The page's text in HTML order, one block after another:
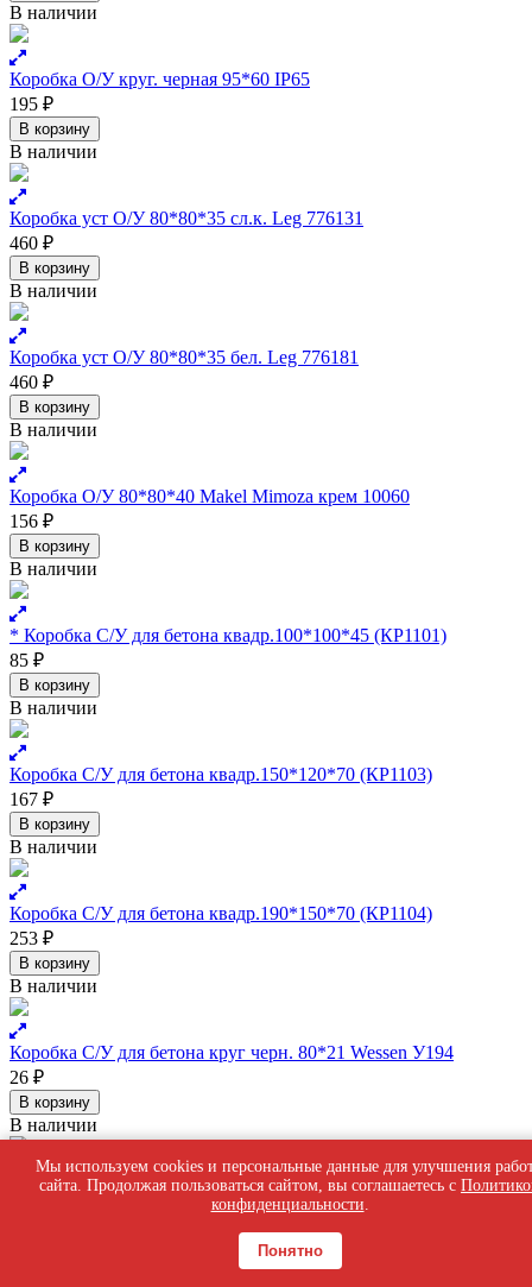
В наличии
Коробка О/У круг. черная 95*60 IP65
195 ₽
В корзину
В наличии
Коробка уст О/У 80*80*35 cл.к. Leg 776131
460 ₽
В корзину
В наличии
Коробка уст О/У 80*80*35 бел. Leg 776181
460 ₽
В корзину
В наличии
Коробка О/У 80*80*40 Makel Mimoza крем 10060
156 ₽
В корзину
В наличии
* Коробка С/У для бетона квадр.100*100*45 (КР1101)
85 ₽
В корзину
В наличии
Коробка С/У для бетона квадр.150*120*70 (КР1103)
167 ₽
В корзину
В наличии
Коробка С/У для бетона квадр.190*150*70 (КР1104)
253 ₽
В корзину
В наличии
Коробка С/У для бетона круг черн. 80*21 Wessen У194
26 ₽
В корзину
В наличии
Коробка С/У для бетона круг 70х30 У195
Мы используем cookies и персональные данные для улучшения
сайта. Продолжая пользоваться сайтом, вы соглашаетесь с
конфиденциальности.
Понятно